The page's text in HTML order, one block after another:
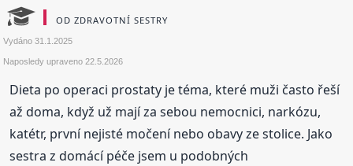
OD ZDRAVOTNÍ SESTRY
Vydáno31.1.2025
Naposledy upraveno22.5.2026
Dieta po operaci prostaty je téma, které muži často řeší
až doma, když už mají za sebou nemocnici, narkózu,
katétr, první nejisté močení nebo obavy ze stolice. Jako
sestra z domácí péče jsem u podobných